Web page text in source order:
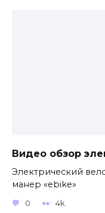
Видео обзор
Электрический
манер «ebike»
0 4k.